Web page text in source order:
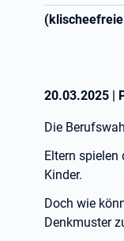
20.03.2025 |
Die
Eltern
Kinder.
Doch wie
Denkmuster